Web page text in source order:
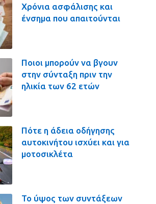
Χρόνια ασφάλισης και
ένσημα που απαιτούνται
Ποιοι μπορούν να βγουν
στην σύνταξη πριν την
ηλικία των 62 ετών
Πότε η άδεια οδήγησης
αυτοκινήτου ισχύει και για
μοτοσικλέτα
Το ύψος των συντάξεων